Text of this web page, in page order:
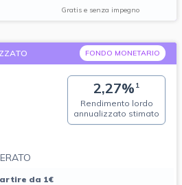
Gratis e senza impegno
FONDO MONETARIO
2,27%1
Rendimento lordo
annualizzato stimato
da 1€